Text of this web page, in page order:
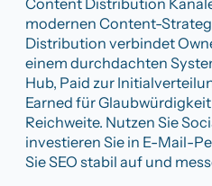
modernen Content-
Distribution verbindet
einem durchdachten
Hub, Paid zur
Earned für
Reichweite. Nutzen Sie
investieren Sie in E-Mail-
Sie SEO stabil auf und